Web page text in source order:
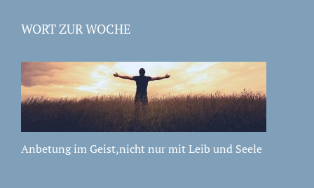
WORT ZUR WOCHE
Anbetung im Geist,nicht nur mit Leib und Seele